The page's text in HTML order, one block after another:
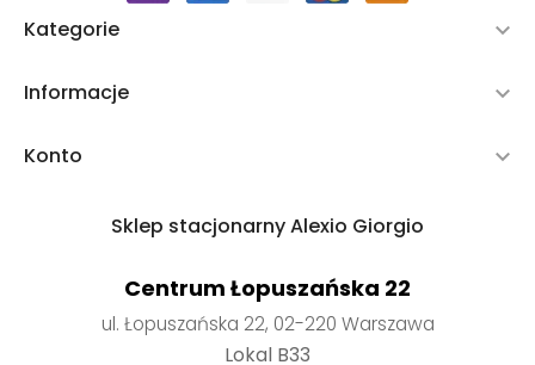
Kategorie 
Informacje 
Konto 
Sklep stacjonarny Alexio Giorgio
Centrum Łopuszańska 22
ul. Łopuszańska 22, 02-220 Warszawa
Lokal B33